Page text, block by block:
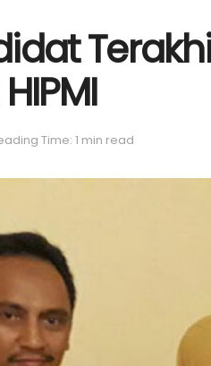
Time: 1 min read